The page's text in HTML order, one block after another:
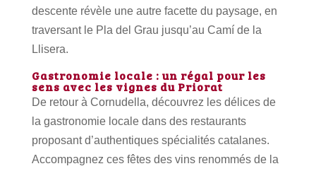
descente révèle une autre facette du paysage, en
traversant le Pla del Grau jusqu’au Camí de la
Llisera.
Gastronomie locale : un régal pour les
sens avec les vignes du Priorat
De retour à Cornudella, découvrez les délices de
la gastronomie locale dans des restaurants
proposant d’authentiques spécialités catalanes.
Accompagnez ces fêtes des vins renommés de la